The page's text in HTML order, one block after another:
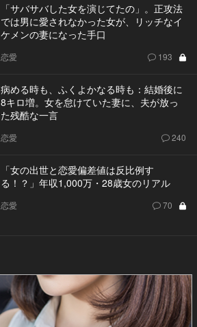
「サバサバした女を演じてたの」。正攻法
では男に愛されなかった女が、リッチなイ
ケメンの妻になった手口
恋愛 193
病める時も、ふくよかなる時も：結婚後に
8キロ増。女を怠けていた妻に、夫が放っ
た残酷な一言
恋愛 240
「女の出世と恋愛偏差値は反比例す
る！？」年収1,000万・28歳女のリアル
恋愛 70